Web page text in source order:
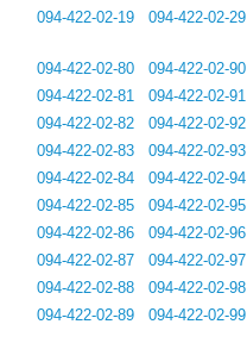
094-422-02-19
094-422-02-29
094-422-02-80
094-422-02-81
094-422-02-82
094-422-02-83
094-422-02-84
094-422-02-85
094-422-02-86
094-422-02-87
094-422-02-88
094-422-02-89
094-422-02-90
094-422-02-91
094-422-02-92
094-422-02-93
094-422-02-94
094-422-02-95
094-422-02-96
094-422-02-97
094-422-02-98
094-422-02-99